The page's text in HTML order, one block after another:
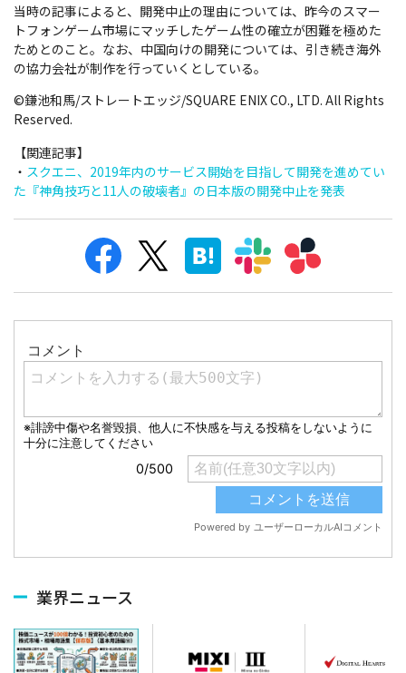
当時の記事によると、開発中止の理由については、昨今のスマー
トフォンゲーム市場にマッチしたゲーム性の確立が困難を極めた
ためとのこと。なお、中国向けの開発については、引き続き海外
の協力会社が制作を行っていくとしている。
©鎌池和馬/ストレートエッジ/SQUARE ENIX CO., LTD. All Rights
Reserved.
【関連記事】
・ スクエニ、2019年内のサービス開始を目指して開発を進めてい
た『神角技巧と11人の破壊者』の日本版の開発中止を発表
業界ニュース